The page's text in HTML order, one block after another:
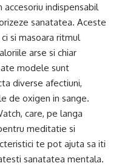
indispensabil
sanatatea. Aceste
si masoara ritmul
arse si chiar
modele sunt
diverse afectiuni,
de oxigen in sange.
care, pe langa
meditatie si
te pot ajuta sa iti
sanatatea mentala.